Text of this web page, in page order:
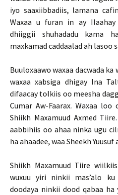
iyo saaxiibbadiis, lamana
Waxaa u furan in ay Ilaahay
dhiiggii shuhadadu kama
maxkamad caddaalad ah lasoo
Buuloxaawo waxaa dacwada
waxaa xabsiga dhigay Ina
difaacay tolkiis oo meesha
Cumar Aw-Faarax. Waxaa loo
Shiikh Maxamuud Axmed
aabbihiis oo ahaa ninka ugu
ha ahaadee, waa Sheekh Yuusuf
Shiikh Maxamuud Tiire
wuxuu yiri ninkii mas’alo
doodaya ninkii dood qabaa